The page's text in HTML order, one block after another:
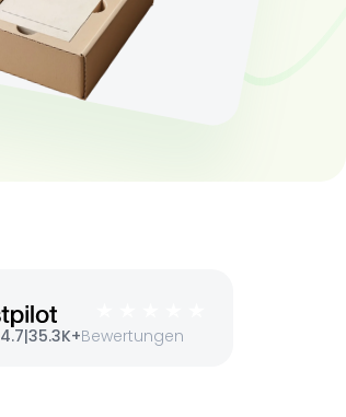
4.7|35.3K+Bewertungen